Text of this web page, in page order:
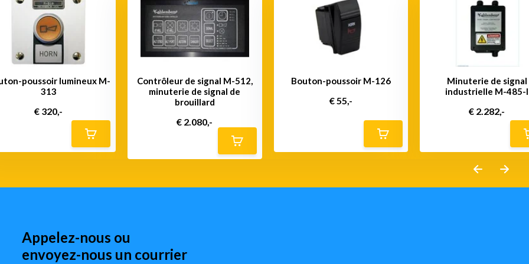
poussoir lumineux M-
313
€ 320,-
Contrôleur de signal M-512,
minuterie de signal de
brouillard
€ 2.080,-
Bouton-poussoir M-126
€ 55,-
Minuterie de signal
industrielle M-485-I
€ 2.282,-
Appelez-nous ou
envoyez-nous un courrier